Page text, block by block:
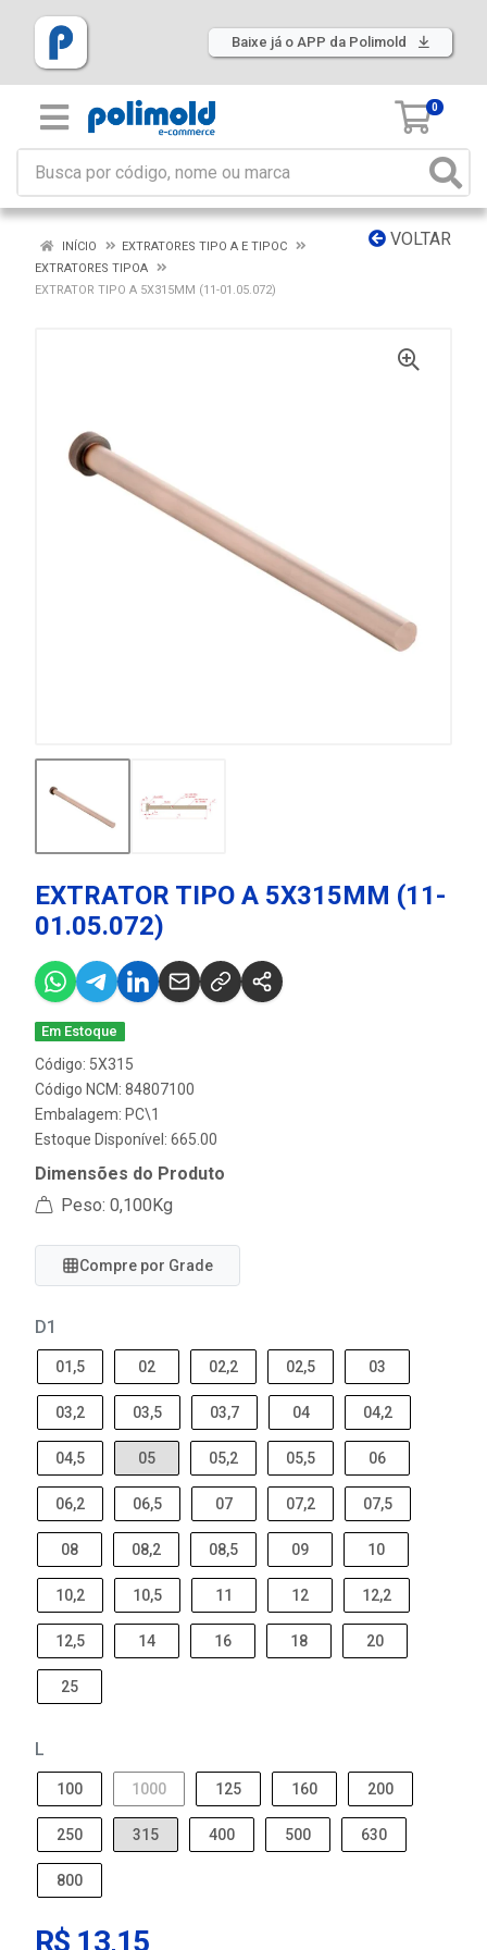
Baixe já o APP da Polimold
0
VOLTAR
INÍCIO
EXTRATORES TIPO A E TIPOC
EXTRATORES TIPOA
EXTRATOR TIPO A 5X315MM (11-01.05.072)
EXTRATOR TIPO A 5X315MM (11-
01.05.072)
Em Estoque
Código: 5X315
Código NCM: 84807100
Embalagem: PC\1
Estoque Disponível: 665.00
Dimensões do Produto
Peso: 0,100Kg
Compre por Grade
D1
01,5 02 02,2 02,5 03
03,2 03,5 03,7 04 04,2
04,5 05 05,2 05,5 06
06,2 06,5 07 07,2 07,5
08 08,2 08,5 09 10
10,2 10,5 11 12 12,2
12,5 14 16 18 20
25
L
100 1000 125 160 200
250 315 400 500 630
800
R$ 13,15